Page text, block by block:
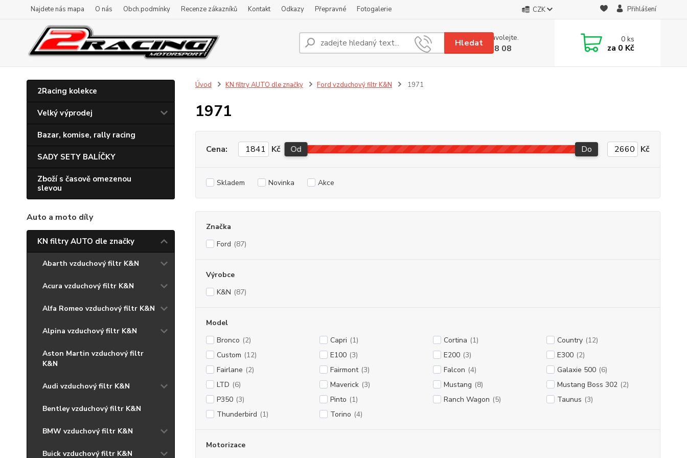
Najdete nás mapa O nás Obch.podmínky Recenze zákazníků Kontakt Odkazy Přepravné Fotogalerie CZK Přihlášení
Hledat
Nevíte si rady? Zavolejte.
+420 608 08 18 08
0ks
za 0 Kč
2Racing kolekce
Velký výprodej
Bazar, komise, rally racing
SADY SETY BALÍČKY
Zboží s časově omezenou
slevou
Auto a moto díly
KN filtry AUTO dle značky
Abarth vzduchový filtr K&N
Acura vzduchový filtr K&N
Alfa Romeo vzduchový filtr K&N
Alpina vzduchový filtr K&N
Aston Martin vzduchový filtr
K&N
Audi vzduchový filtr K&N
Bentley vzduchový filtr K&N
BMW vzduchový filtr K&N
Buick vzduchový filtr K&N
Úvod KN filtry AUTO dle značky Ford vzduchový filtr K&N 1971
1971
Cena: Kč Od Do Kč
Skladem Novinka Akce
Značka
Ford (87)
Výrobce
K&N (87)
Model
Bronco (2) Capri (1) Cortina (1) Country (12)
Custom (12) E100 (3) E200 (3) E300 (2)
Fairlane (2) Fairmont (3) Falcon (4) Galaxie 500 (6)
LTD (6) Maverick (3) Mustang (8) Mustang Boss 302 (2)
P350 (3) Pinto (1) Ranch Wagon (5) Taunus (3)
Thunderbird (1) Torino (4)
Motorizace